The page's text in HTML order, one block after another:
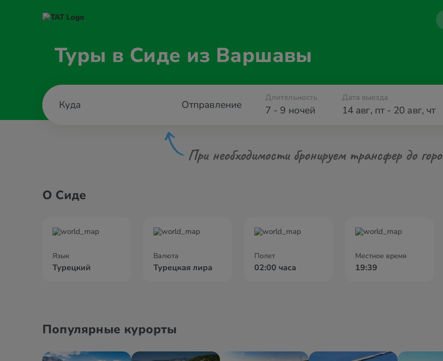
Туры в Сиде из Варшавы
Отправление 7 - 9 ночей
Длительность Дата выезда
14 авг, пт- 20 авг, чт
При необходимости бронируем трансфер до
О Сиде
Язык
Турецкий
Валюта
Турецкая лира
Полет
02:00 часа
Местное время
19:39
Популярные курорты